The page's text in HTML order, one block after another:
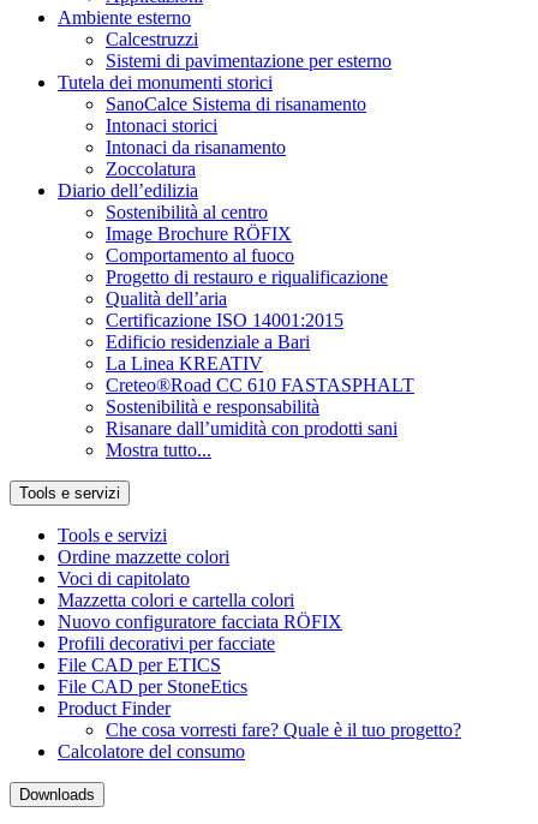
Ambiente esterno
Calcestruzzi
Sistemi di pavimentazione per esterno
Tutela dei monumenti storici
SanoCalce Sistema di risanamento
Intonaci storici
Intonaci da risanamento
Zoccolatura
Diario dell’edilizia
Sostenibilità al centro
Image Brochure RÖFIX
Comportamento al fuoco
Progetto di restauro e riqualificazione
Qualità dell’aria
Certificazione ISO 14001:2015
Edificio residenziale a Bari
La Linea KREATIV
Creteo®Road CC 610 FASTASPHALT
Sostenibilità e responsabilità
Risanare dall’umidità con prodotti sani
Mostra tutto...
Tools e servizi
Tools e servizi
Ordine mazzette colori
Voci di capitolato
Mazzetta colori e cartella colori
Nuovo configuratore facciata RÖFIX
Profili decorativi per facciate
File CAD per ETICS
File CAD per StoneEtics
Product Finder
Che cosa vorresti fare? Quale è il tuo progetto?
Calcolatore del consumo
Downloads